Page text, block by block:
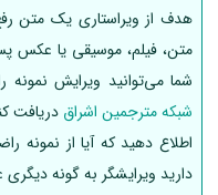
هدف از ویراستاری یک متن
متن، فیلم، موسیقی یا عکس
شما می‌توانید ویرایش نمونه را طی 72 ساعت پس از
شبکه مترجمین اشراق
اطلاع دهید که آیا از
دارید ویرایشگر به گونه